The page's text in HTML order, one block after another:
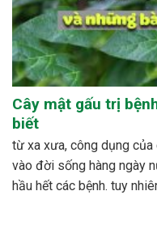
Cây mật gấu trị
biết
từ xa xưa, công dụng
vào đời sống hàng ngày
hầu hết các bệnh. tuy